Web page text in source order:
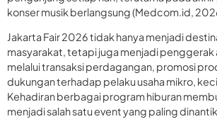
konser musik berlangsung (Medcom.id,
Jakarta Fair 2026 tidak hanya menjadi
masyarakat, tetapi juga menjadi penggerak
melalui transaksi perdagangan, promosi
dukungan terhadap pelaku usaha mikro,
Kehadiran berbagai program hiburan
menjadi salah satu event yang paling